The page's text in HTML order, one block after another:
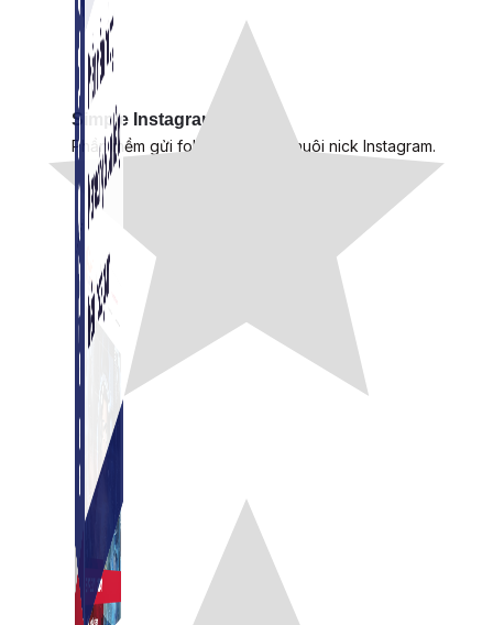
Simple Instagram
Phần mềm gửi follow, nhắn tin, nuôi nick Instagram.